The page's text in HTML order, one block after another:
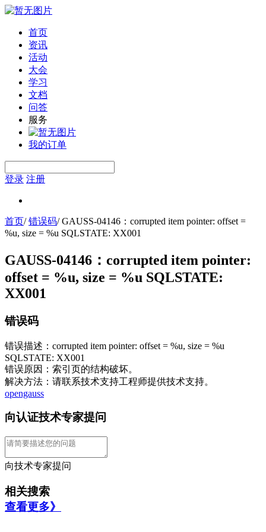
首页
资讯
活动
大会
学习
文档
问答
服务
我的订单
登录 注册
首页/错误码/GAUSS-04146：corrupted item pointer: offset =
%u, size = %u SQLSTATE: XX001
GAUSS-04146：corrupted item pointer:
offset = %u, size = %u SQLSTATE:
XX001
错误码
错误描述：corrupted item pointer: offset = %u, size = %u
SQLSTATE: XX001
错误原因：索引页的结构破坏。
解决方法：请联系技术支持工程师提供技术支持。
opengauss
向认证技术专家提问
向技术专家提问
相关搜索
查看更多》